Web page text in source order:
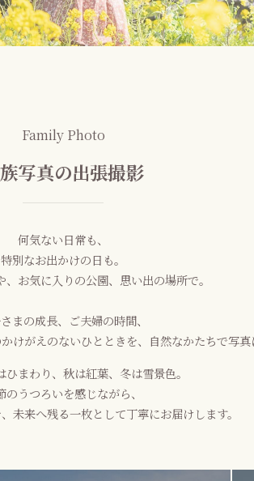
Family Photo
写真の出張撮影
何気ない日常も、
特別なお出かけの日も。
、お気に入りの公園、思い出の場所で。
まの成長、ご夫婦の時間、
けがえのないひとときを、自然なかたちで写真
ひまわり、秋は紅葉、冬は雪景色。
のうつろいを感じながら、
未来へ残る一枚として丁寧にお届けします。